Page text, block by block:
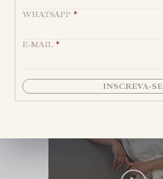
WHATSAPP *
E-MAIL *
INSCREVA-SE